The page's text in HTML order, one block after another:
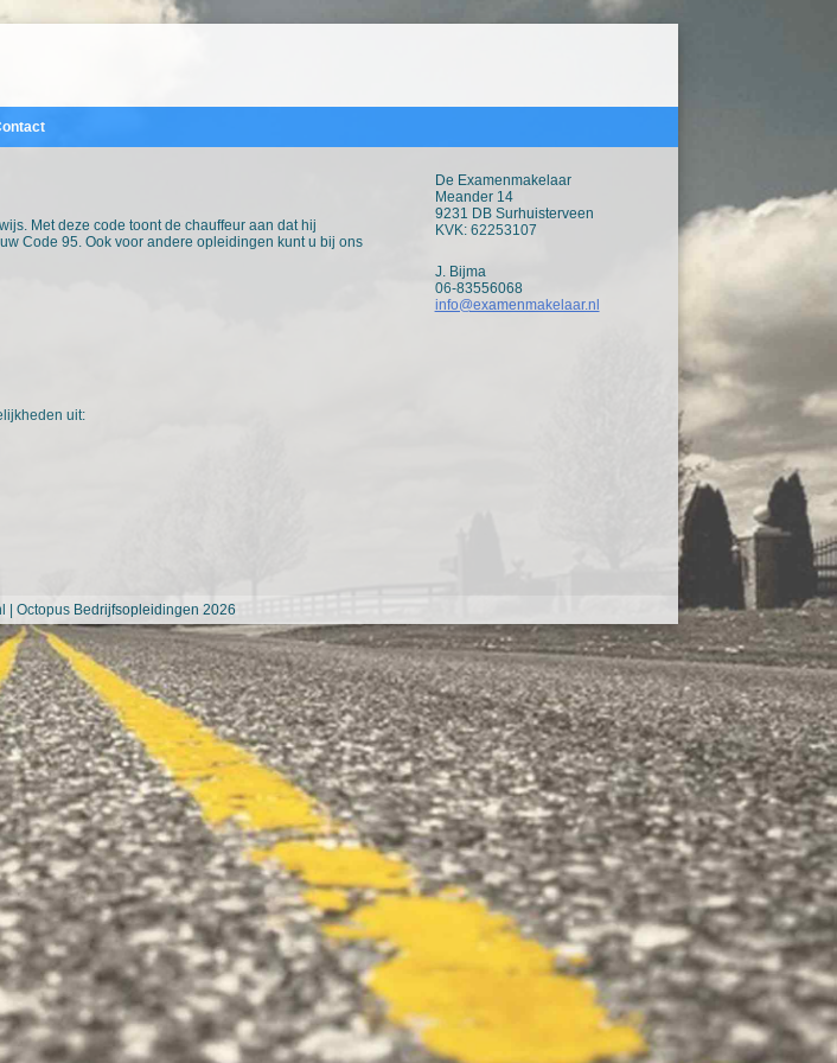
De Examenmakelaar
Meander 14
9231 DB Surhuisterveen
KVK: 62253107
J. Bijma
06-83556068
info@examenmakelaar.nl
Met deze code toont de chauffeur aan dat hij
Code 95. Ook voor andere opleidingen kunt u bij ons
uit:
|Octopus Bedrijfsopleidingen 2026